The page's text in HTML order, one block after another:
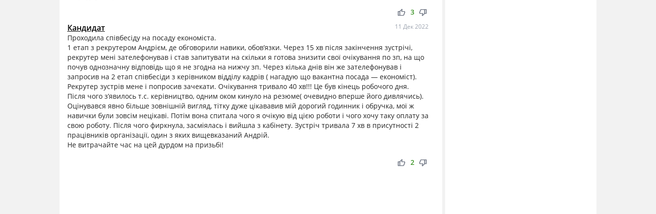
thumb_up thumb_down
3
Кандидат 11 Дек 2022
Проходила співбесіду на посаду економіста.
1 етап з рекрутером Андрієм, де обговорили навики, обов’язки. Через 15 хв після закінчення зустрічі,
рекрутер мені зателефонував і став запитувати на скільки я готова знизити свої очікування по зп, на що
почув однозначну відповідь що я не згодна на нижчу зп. Через кілька днів він же зателефонував і
запросив на 2 етап співбесіди з керівником відділу кадрів ( нагадую що вакантна посада — економіст).
Рекрутер зустрів мене і попросив зачекати. Очікування тривало 40 хв!!! Це був кінець робочого дня.
Після чого з’явилось т.с. керівництво, одним оком кинуло на резюме( очевидно вперше його дивлячись).
Оцінувався явно більше зовнішній вигляд, тітку дуже цікававив мій дорогий годинник і обручка, мої ж
навички були зовсім нецікаві. Потім вона спитала чого я очікую від цією роботи і чого хочу таку оплату за
свою роботу. Після чого фиркнула, засміялась і вийшла з кабінету. Зустріч тривала 7 хв в присутності 2
працівників організації, один з яких вищевказаний Андрій.
Не витрачайте час на цей дурдом на призьбі!
thumb_up thumb_down
2